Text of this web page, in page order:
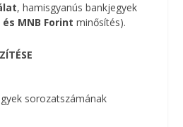
, hamisgyanús bankjegyek
és MNB Forintminősítés).
sorozatszámának